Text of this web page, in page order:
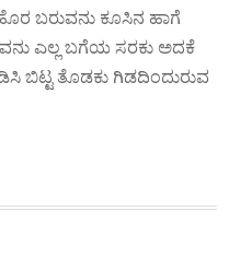
ಬರುವನು ಕೂಸಿನ ಹಾಗೆ
ಎಲ್ಲ ಬಗೆಯ ಸರಕು ಅದಕೆ
ಬಿಟ್ಟ ತೊಡಕು ಗಿಡದಿಂದುರುವ